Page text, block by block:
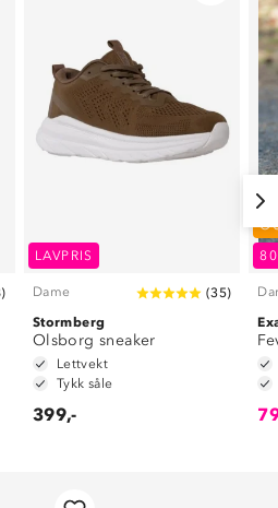
)
LAVPRIS
Dame (35)
Stormberg
Olsborg sneaker
Lettvekt
Tykk såle
399,-